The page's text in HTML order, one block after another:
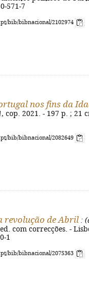
571-7
bib/bibnacional/2102974
nos fins da
cop. 2021. - 197 p. ; 21
bib/bibnacional/2082649
revolução de Abril :
com correcções. -
1
bib/bibnacional/2075363